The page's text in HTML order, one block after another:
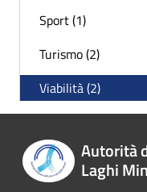
Sport (1)
Turismo (2)
Viabilità (2)
Autorità
Laghi